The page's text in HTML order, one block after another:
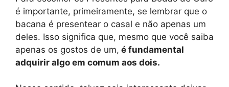
é importante, primeiramente, se lembrar que o
bacana é presentear o casal e não apenas um
deles. Isso significa que, mesmo que você saiba
apenas os gostos de um, é fundamental
adquirir algo em comum aos dois.